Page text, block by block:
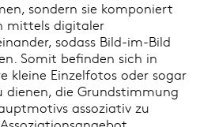
sondern sie komponiert
mittels digitaler
sodass Bild-im-Bild
Somit befinden sich in
kleine Einzelfotos oder sogar
dienen, die Grundstimmung
assoziativ zu